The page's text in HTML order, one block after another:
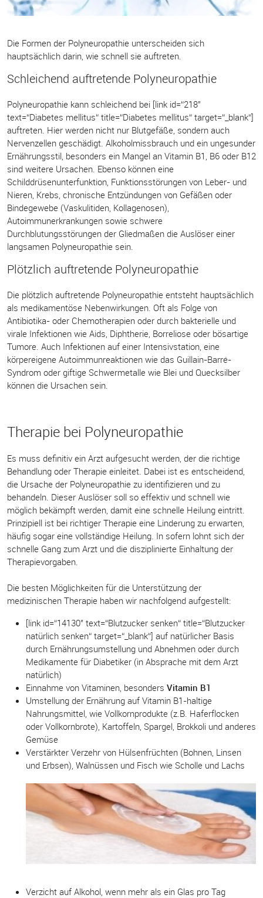
Die Formen der Polyneuropathie unterscheiden sich
hauptsächlich darin, wie schnell sie auftreten.
Schleichend auftretende Polyneuropathie
Polyneuropathie kann schleichend bei [link id=“218″
text=“Diabetes mellitus“ title=“Diabetes mellitus“ target=“_blank“]
auftreten. Hier werden nicht nur Blutgefäße, sondern auch
Nervenzellen geschädigt. Alkoholmissbrauch und ein ungesunder
Ernährungsstil, besonders ein Mangel an Vitamin B1, B6 oder B12
sind weitere Ursachen. Ebenso können eine
Schilddrüsenunterfunktion, Funktionsstörungen von Leber- und
Nieren, Krebs, chronische Entzündungen von Gefäßen oder
Bindegewebe (Vaskulitiden, Kollagenosen),
Autoimmunerkrankungen sowie schwere
Durchblutungsstörungen der Gliedmaßen die Auslöser einer
langsamen Polyneuropathie sein.
Plötzlich auftretende Polyneuropathie
Die plötzlich auftretende Polyneuropathie entsteht hauptsächlich
als medikamentöse Nebenwirkungen. Oft als Folge von
Antibiotika- oder Chemotherapien oder durch bakterielle und
virale Infektionen wie Aids, Diphtherie, Borreliose oder bösartige
Tumore. Auch Infektionen auf einer Intensivstation, eine
körpereigene Autoimmunreaktionen wie das Guillain-Barré-
Syndrom oder giftige Schwermetalle wie Blei und Quecksilber
können die Ursachen sein.
Therapie bei Polyneuropathie
Es muss definitiv ein Arzt aufgesucht werden, der die richtige
Behandlung oder Therapie einleitet. Dabei ist es entscheidend,
die Ursache der Polyneuropathie zu identifizieren und zu
behandeln. Dieser Auslöser soll so effektiv und schnell wie
möglich bekämpft werden, damit eine schnelle Heilung eintritt.
Prinzipiell ist bei richtiger Therapie eine Linderung zu erwarten,
häufig sogar eine vollständige Heilung. In sofern lohnt sich der
schnelle Gang zum Arzt und die disziplinierte Einhaltung der
Therapievorgaben.
Die besten Möglichkeiten für die Unterstützung der
medizinischen Therapie haben wir nachfolgend aufgestellt:
[link id=“14130″ text=“Blutzucker senken“ title=“Blutzucker
natürlich senken“ target=“_blank“] auf natürlicher Basis
durch Ernährungsumstellung und Abnehmen oder durch
Medikamente für Diabetiker (in Absprache mit dem Arzt
natürlich)
Einnahme von Vitaminen, besonders Vitamin B1
Umstellung der Ernährung auf Vitamin B1-haltige
Nahrungsmittel, wie Vollkornprodukte (z.B. Haferflocken
oder Vollkornbrote), Kartoffeln, Spargel, Brokkoli und anderes
Gemüse
Verstärkter Verzehr von Hülsenfrüchten (Bohnen, Linsen
und Erbsen), Walnüssen und Fisch wie Scholle und Lachs
Verzicht auf Alkohol, wenn mehr als ein Glas pro Tag